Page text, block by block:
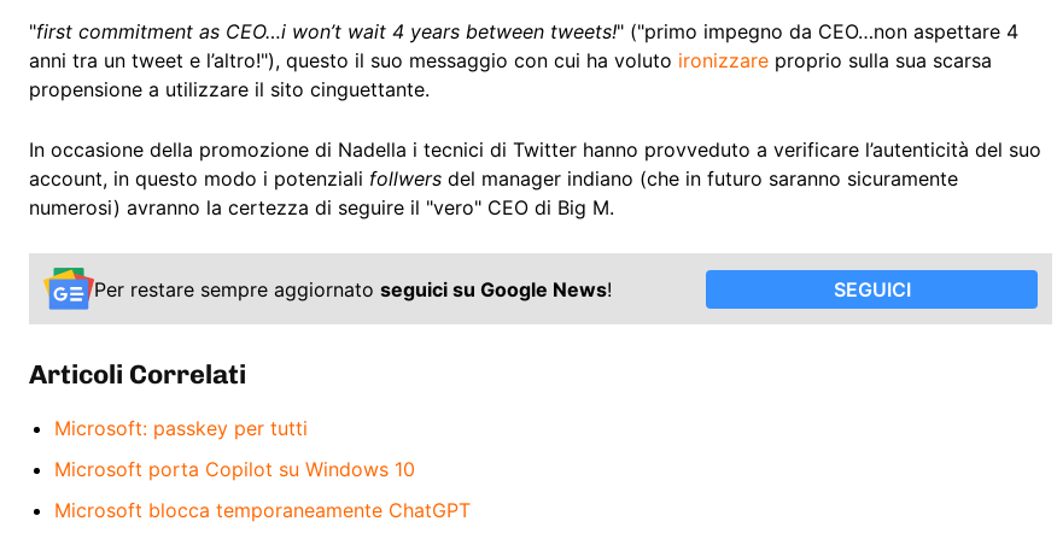
"first commitment as CEO…i won’t wait 4 years between tweets!" ("primo impegno da CEO…non aspettare 4
anni tra un tweet e l’altro!"), questo il suo messaggio con cui ha voluto ironizzare proprio sulla sua scarsa
propensione a utilizzare il sito cinguettante.
In occasione della promozione di Nadella i tecnici di Twitter hanno provveduto a verificare l’autenticità del suo
account, in questo modo i potenziali follwers del manager indiano (che in futuro saranno sicuramente
numerosi) avranno la certezza di seguire il "vero" CEO di Big M.
Per restare sempre aggiornato seguici su Google News! SEGUICI
Articoli Correlati
Microsoft: passkey per tutti
Microsoft porta Copilot su Windows 10
Microsoft blocca temporaneamente ChatGPT